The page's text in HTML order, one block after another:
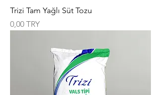
Trizi Tam Yağlı Süt Tozu
Цена
0,00 TRY